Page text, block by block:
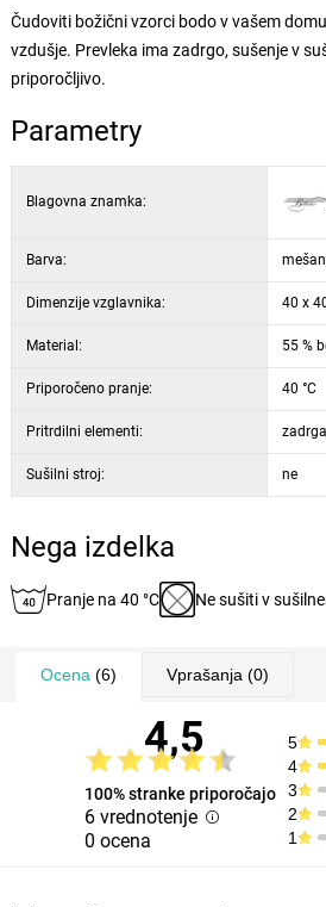
Čudoviti božični vzorci bodo v vašem
vzdušje. Prevleka ima zadrgo, sušenje v
priporočljivo.
Parametry
Blagovna znamka:
Barva:
Dimenzije vzglavnika: 40 x
Material: 55 %
Priporočeno pranje: 40 °C
Pritrdilni elementi: zadrga
Sušilni stroj: ne
Nega izdelka
Pranje na 40 °C Ne sušiti v
Ocena (6) Vprašanja (0)
4,5
100% stranke priporočajo
6 vrednotenje
0 ocena
5
4
3
2
1